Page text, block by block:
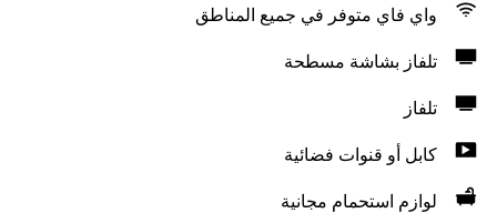
واي فاي متوفر في جميع المناطق
تلفاز بشاشة مسطحة
تلفاز
كابل أو قنوات فضائية
لوازم استحمام مجانية